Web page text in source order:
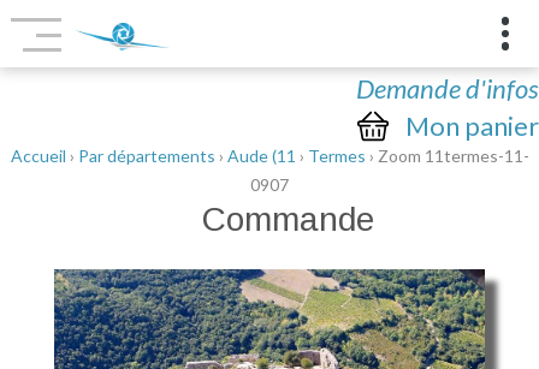
Demande d'infos
Mon panier
Accueil › Par départements › Aude (11 › Termes › Zoom 11termes-11-
0907
Commande